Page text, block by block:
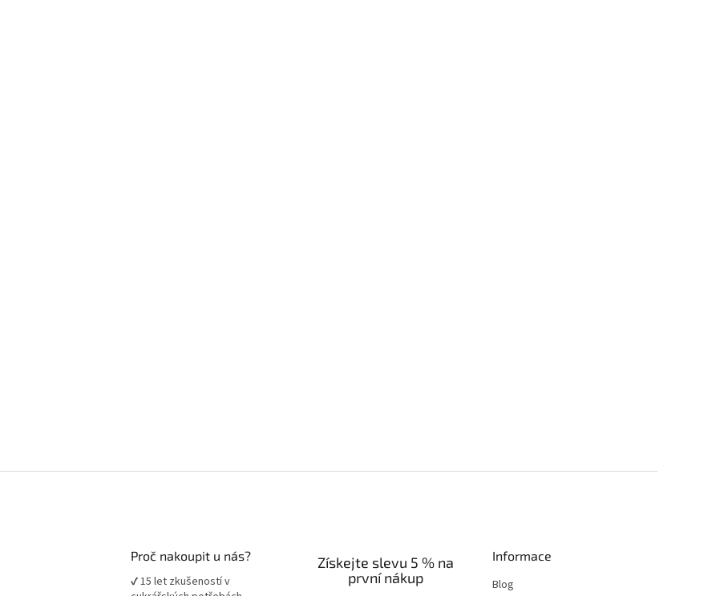
Proč nakoupit u nás?
✔ 15 let zkušeností v
Získejte slevu 5 % na
první nákup
Informace
Blog